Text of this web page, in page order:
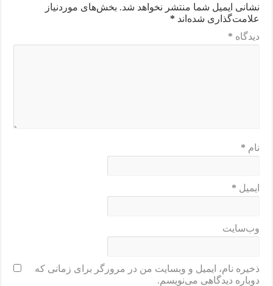
نشانی ایمیل شما منتشر نخواهد شد. بخش‌های موردنیاز
علامت‌گذاری شده‌اند *
دیدگاه *
نام *
ایمیل *
وب‌سایت
ذخیره نام، ایمیل و وبسایت من در مرورگر برای زمانی که
دوباره دیدگاهی می‌نویسم.